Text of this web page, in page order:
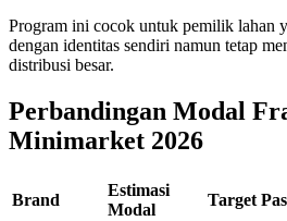
Program ini cocok untuk pemilik lahan
dengan identitas sendiri namun tetap
distribusi besar.
Perbandingan Modal
Minimarket 2026
Brand
Estimasi
Modal
Target